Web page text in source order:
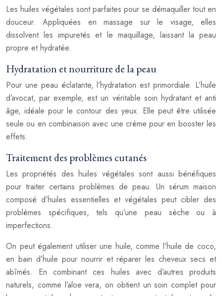
Les huiles végétales sont parfaites pour se démaquiller tout en
douceur. Appliquées en massage sur le visage, elles
dissolvent les impuretés et le maquillage, laissant la peau
propre et hydratée.
Hydratation et nourriture de la peau
Pour une peau éclatante, l’hydratation est primordiale. L’huile
d’avocat, par exemple, est un véritable soin hydratant et anti
âge, idéale pour le contour des yeux. Elle peut être utilisée
seule ou en combinaison avec une crème pour en booster les
effets.
Traitement des problèmes cutanés
Les propriétés des huiles végétales sont aussi bénéfiques
pour traiter certains problèmes de peau. Un sérum maison
composé d’huiles essentielles et végétales peut cibler des
problèmes spécifiques, tels qu’une peau sèche ou à
imperfections.
On peut également utiliser une huile, comme l’huile de coco,
en bain d’huile pour nourrir et réparer les cheveux secs et
abîmés. En combinant ces huiles avec d’autres produits
naturels, comme l’aloe vera, on obtient un soin complet pour